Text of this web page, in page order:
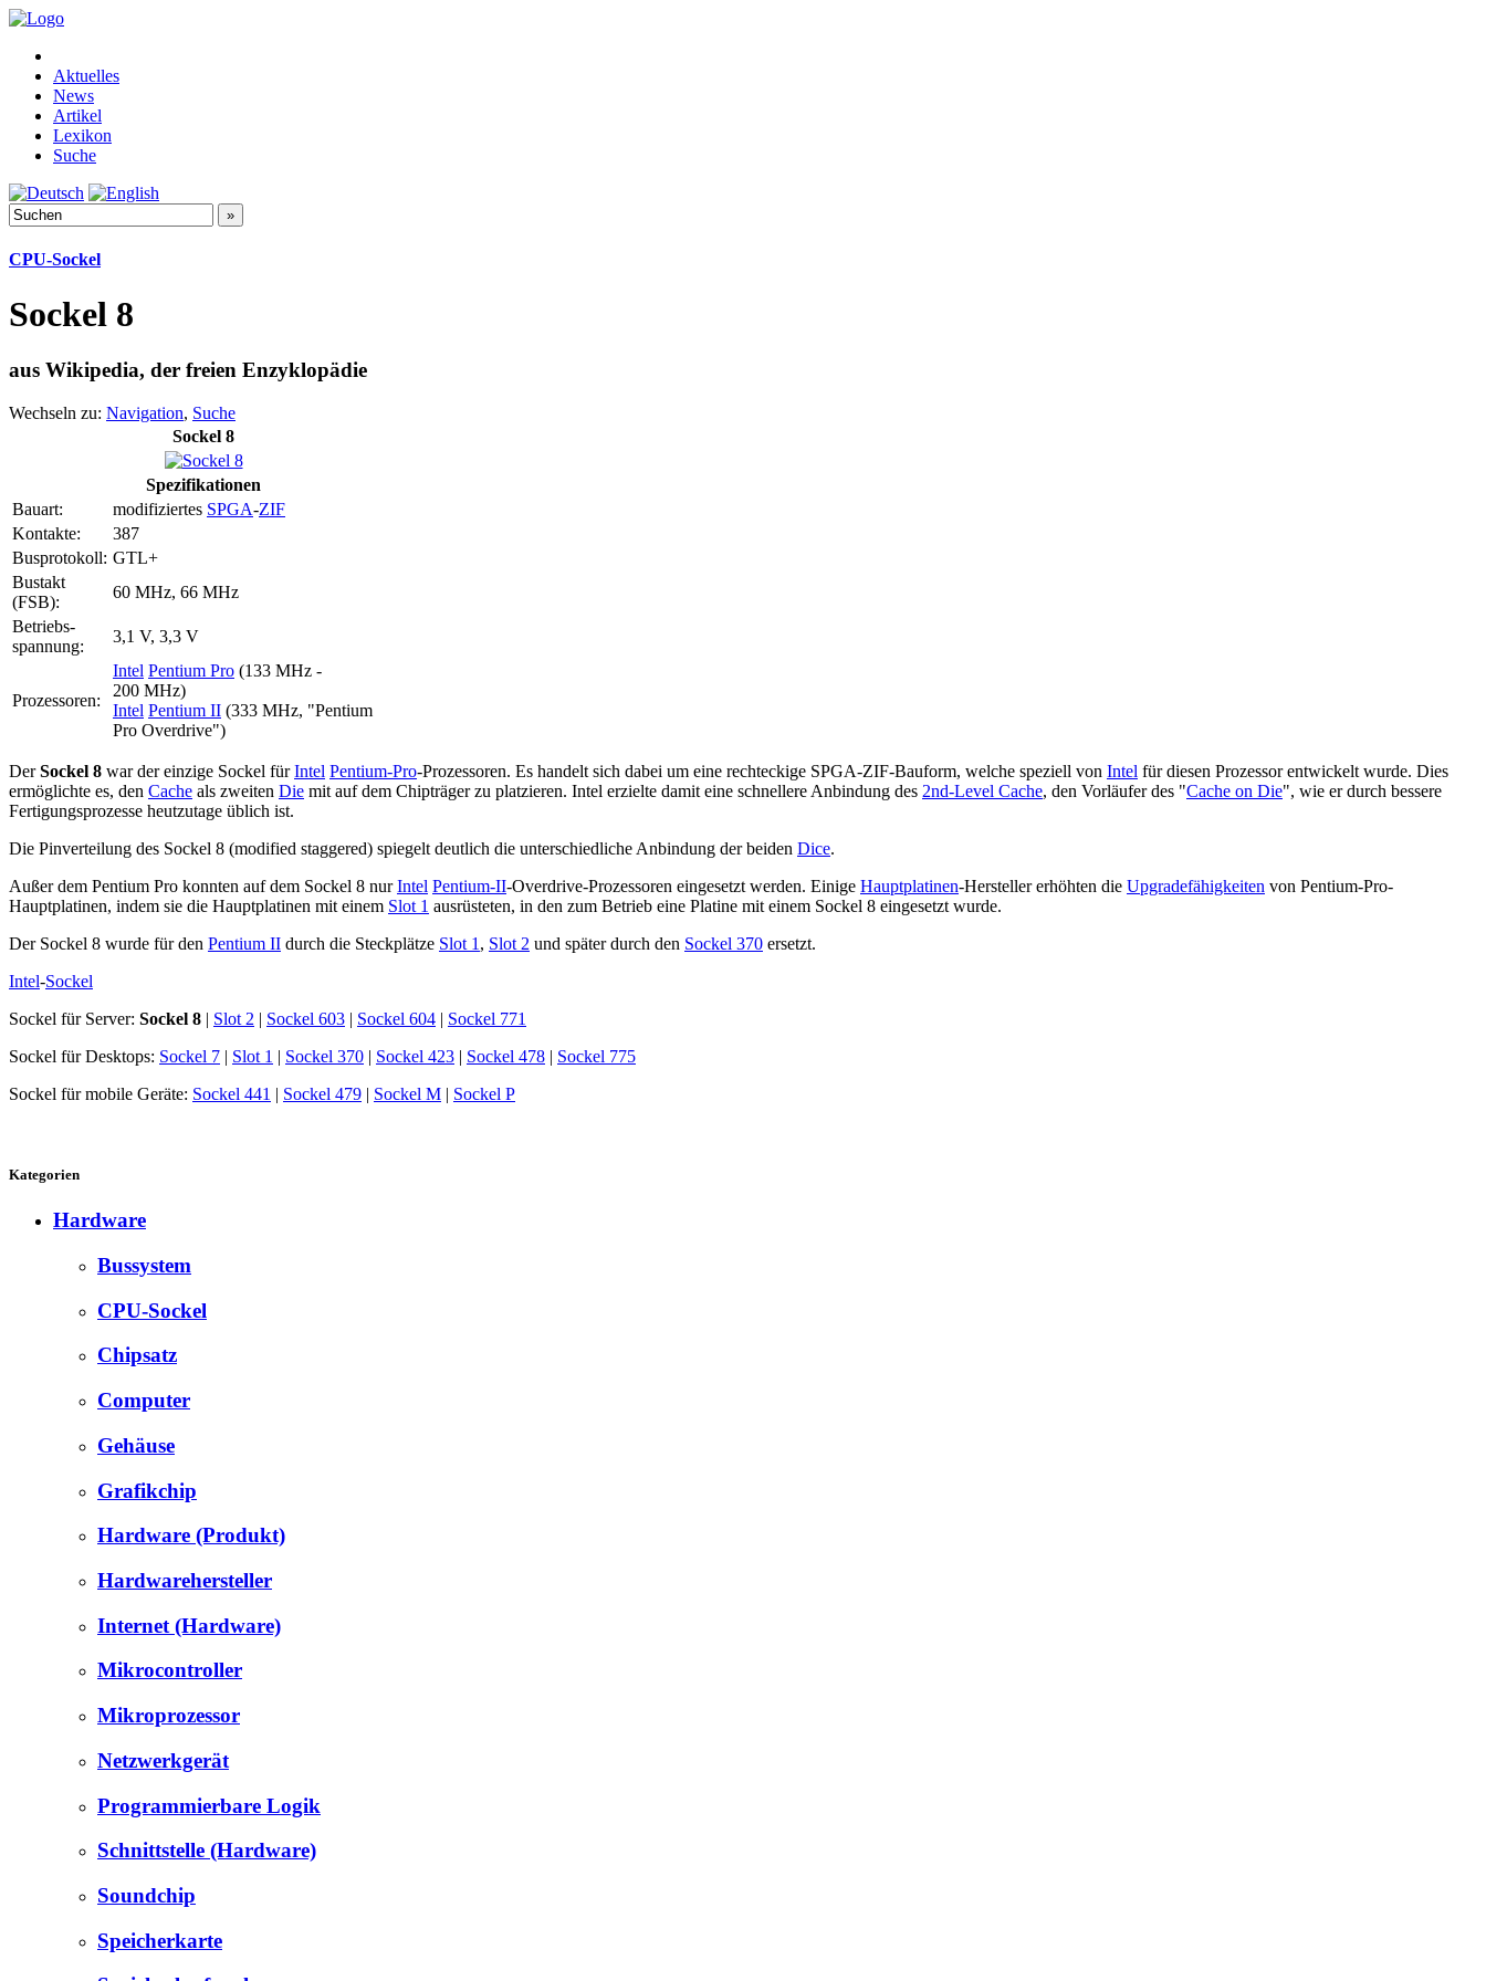
Aktuelles
News
Artikel
Lexikon
Suche
CPU-Sockel
Sockel 8
aus Wikipedia, der freien Enzyklopädie
Wechseln zu: Navigation, Suche
Sockel 8
Spezifikationen
Bauart:
modifiziertes SPGA-ZIF
Kontakte:
387
Busprotokoll: GTL+
Bustakt
(FSB):
60 MHz, 66 MHz
Betriebs­
spannung:
3,1 V, 3,3 V
Prozessoren:
Intel Pentium Pro (133 MHz -
200 MHz)
Intel Pentium II (333 MHz, "Pentium
Pro Overdrive")
DerSockel 8 war der einzige Sockel fürIntel Pentium-Pro-Prozessoren. Es handelt sich dabei um eine rechteckige SPGA-ZIF-Bauform, welche speziell von Intel für diesen Prozessor entwickelt wurde. Dies
ermöglichte es, den Cache als zweiten Die mit auf dem Chipträger zu platzieren. Intel erzielte damit eine schnellere Anbindung des 2nd-Level Cache, den Vorläufer des "Cache on Die", wie er durch bessere
Fertigungsprozesse heutzutage üblich ist.
Die Pinverteilung des Sockel 8 (modified staggered) spiegelt deutlich die unterschiedliche Anbindung der beiden Dice.
Außer dem Pentium Pro konnten auf dem Sockel 8 nurIntel Pentium-II-Overdrive-Prozessoren eingesetzt werden. Einige Hauptplatinen-Hersteller erhöhten die Upgradefähigkeiten von Pentium-Pro-
Hauptplatinen, indem sie die Hauptplatinen mit einem Slot 1 ausrüsteten, in den zum Betrieb eine Platine mit einem Sockel 8 eingesetzt wurde.
Der Sockel 8 wurde für den Pentium II durch die Steckplätze Slot 1 , Slot 2 und später durch den Sockel 370 ersetzt.
Intel-Sockel
Sockel für Server: Sockel 8 | Slot 2 | Sockel 603 | Sockel 604 | Sockel 771
Sockel für Desktops: Sockel 7 | Slot 1 | Sockel 370 | Sockel 423 | Sockel 478 | Sockel 775
Sockel für mobile Geräte: Sockel 441 | Sockel 479 | Sockel M | Sockel P
Kategorien
Hardware
Bussystem
CPU-Sockel
Chipsatz
Computer
Gehäuse
Grafikchip
Hardware (Produkt)
Hardwarehersteller
Internet (Hardware)
Mikrocontroller
Mikroprozessor
Netzwerkgerät
Programmierbare Logik
Schnittstelle (Hardware)
Soundchip
Speicherkarte